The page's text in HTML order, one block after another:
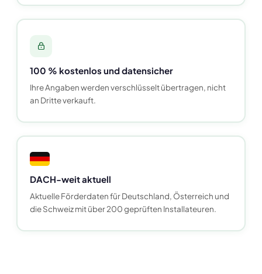
100 % kostenlos und datensicher
Ihre Angaben werden verschlüsselt übertragen, nicht
an Dritte verkauft.
DACH-weit aktuell
Aktuelle Förderdaten für Deutschland, Österreich und
die Schweiz mit über 200 geprüften Installateuren.